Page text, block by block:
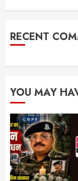
RECENT
YOU MAY